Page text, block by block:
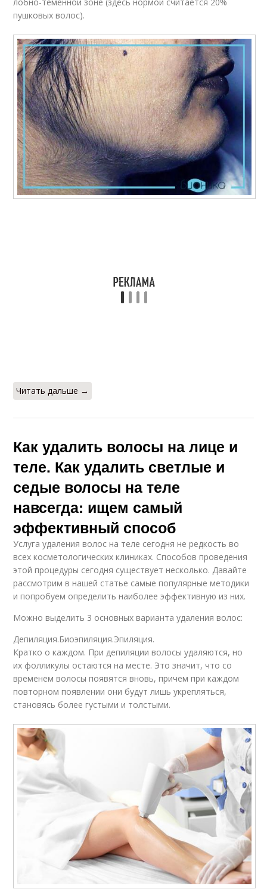
пушковых волос).
Читать дальше →
Как удалить волосы на лице и
теле. Как удалить светлые и
седые волосы на теле
навсегда: ищем самый
эффективный способ
Услуга удаления волос на теле сегодня не редкость во
всех косметологических клиниках. Способов проведения
этой процедуры сегодня существует несколько. Давайте
рассмотрим в нашей статье самые популярные методики
и попробуем определить наиболее эффективную из них.
Можно выделить 3 основных варианта удаления волос:
Депиляция.Биоэпиляция.Эпиляция.
Кратко о каждом. При депиляции волосы удаляются, но
их фолликулы остаются на месте. Это значит, что со
временем волосы появятся вновь, причем при каждом
повторном появлении они будут лишь укрепляться,
становясь более густыми и толстыми.